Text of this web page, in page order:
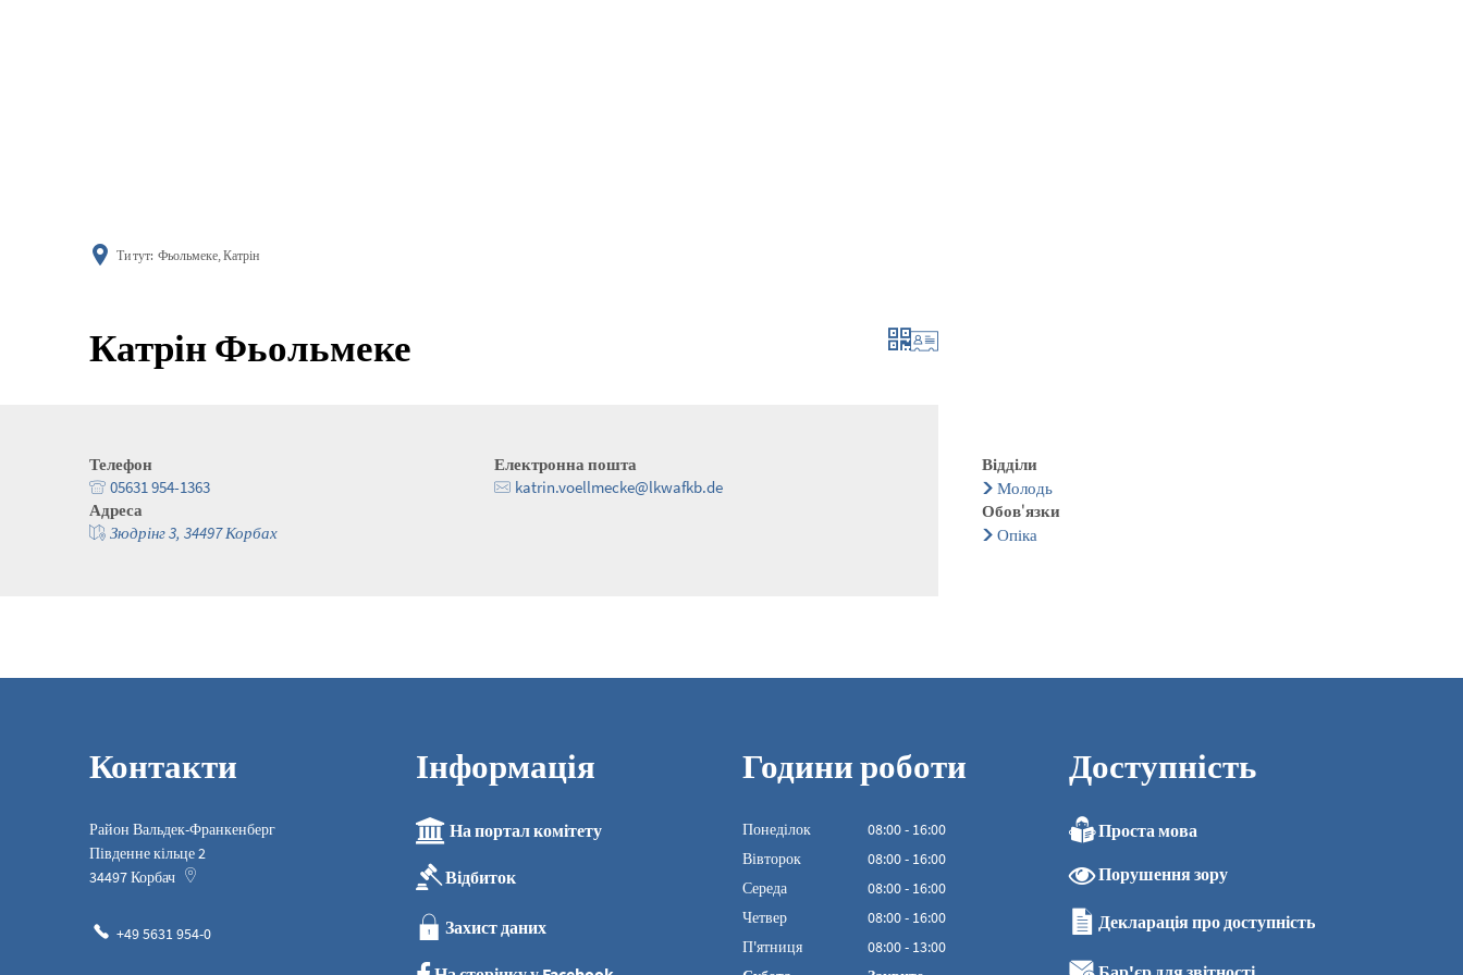
Ти тут: Фьольмеке, Катрін
Катрін Фьольмеке
Телефон
05631 954-1363
Електронна пошта
katrin.voellmecke@lkwafkb.de
Адреса
Зюдрінг 3, 34497 Корбах
Відділи
Молодь
Обов'язки
Опіка
Контакти
Район Вальдек-Франкенберг
Південне кільце 2
34497Корбач
+49 5631 954-0
Інформація
На портал комітету
Відбиток
Захист даних
Години роботи
Понеділок 08:00- 16:00
З 08:00 до 16:00
Вівторок 08:00- 16:00
З 08:00 до 16:00
Середа 08:00- 16:00
З 08:00 до 16:00
Четвер 08:00- 16:00
З 08:00 до 16:00
П'ятниця 08:00- 13:00
З 08:00 до 13:00
Доступність
Проста мова
Порушення зору
Декларація про доступність